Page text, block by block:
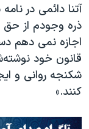
آتنا دائمی در
ذره وجودم از حق
اجازه نمی دهم
قانون خود
شکنجه روانی و
کنند.»